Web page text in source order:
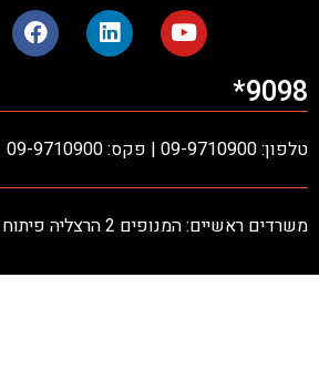
9098*
טלפון: 09-9710900 | פקס: 09-9710900
משרדים ראשיים: המנופים 2 הרצליה פיתוח 4672653